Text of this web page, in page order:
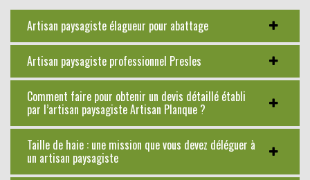
Artisan paysagiste élagueur pour abattage
Artisan paysagiste professionnel Presles
Comment faire pour obtenir un devis détaillé établi
par l’artisan paysagiste Artisan Planque ?
Taille de haie : une mission que vous devez déléguer à
un artisan paysagiste